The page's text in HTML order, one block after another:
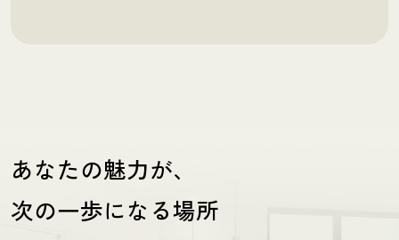
あなたの魅力が、
次の一歩になる場所